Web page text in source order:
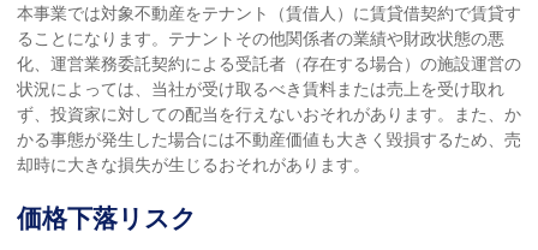
本事業では対象不動産をテナント（賃借人）に賃貸借契約で賃貸す
ることになります。テナントその他関係者の業績や財政状態の悪
化、運営業務委託契約による受託者（存在する場合）の施設運営の
状況によっては、当社が受け取るべき賃料または売上を受け取れ
ず、投資家に対しての配当を行えないおそれがあります。また、か
かる事態が発生した場合には不動産価値も大きく毀損するため、売
却時に大きな損失が生じるおそれがあります。
価格下落リスク